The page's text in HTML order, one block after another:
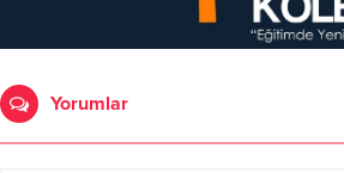
Yorumlar